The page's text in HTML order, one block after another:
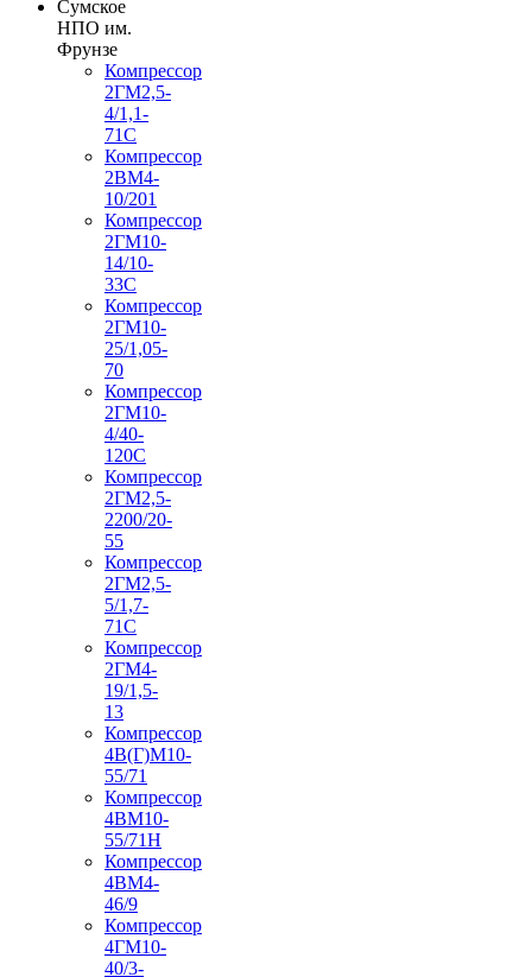
Сумское
НПО им.
Фрунзе
Компрессор
2ГМ2,5-
4/1,1-
71С
Компрессор
2ВМ4-
10/201
Компрессор
2ГМ10-
14/10-
33С
Компрессор
2ГМ10-
25/1,05-
70
Компрессор
2ГМ10-
4/40-
120С
Компрессор
2ГМ2,5-
2200/20-
55
Компрессор
2ГМ2,5-
5/1,7-
71С
Компрессор
2ГМ4-
19/1,5-
13
Компрессор
4В(Г)М10-
55/71
Компрессор
4ВМ10-
55/71Н
Компрессор
4ВМ4-
46/9
Компрессор
4ГМ10-
40/3-